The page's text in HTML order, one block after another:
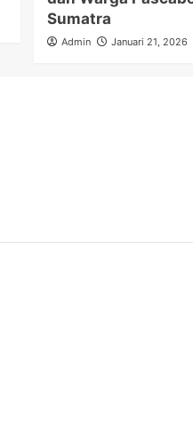
Sumatra
Admin Januari 21, 2026